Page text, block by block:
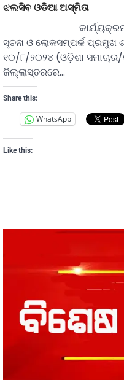
ଝଲସିବ ଓଡିଆ ଅସ୍ମିତା
କାର୍ଯ୍ୟକ୍ରମକୁ
ସୂଚନା ଓ ଲୋକସମ୍ପର୍କ ପ୍ରମୁଖ
୧୦/୮/୨୦୨୪ (ଓଡ଼ିଶା
ଜିଲ୍ଲାସ୍ତରରେ…
Share this:
WhatsApp
Like this: